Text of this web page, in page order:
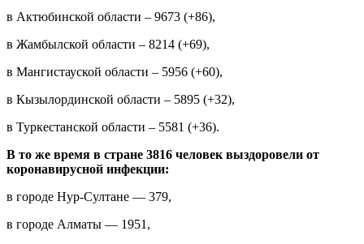
в Актюбинской области – 9673 (+86),
в Жамбылской области – 8214 (+69),
в Мангистауской области – 5956 (+60),
в Кызылординской области – 5895 (+32),
в Туркестанской области – 5581 (+36).
В то же время в стране 3816 человек выздоровели от
коронавирусной инфекции:
в городе Нур-Султане — 379,
в городе Алматы — 1951,